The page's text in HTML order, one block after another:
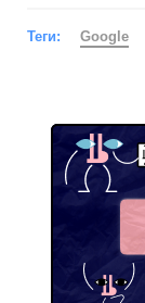
Теги: Google